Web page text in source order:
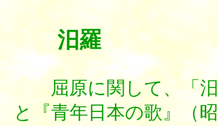
汨羅
屈原に関して、「汨
と『青年日本の歌』（